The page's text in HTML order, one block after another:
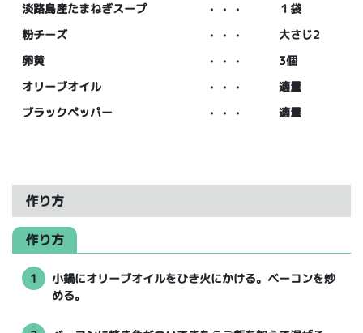
淡路島産たまねぎスープ
・・・
１袋
粉チーズ
・・・
大さじ2
卵黄
・・・
3個
オリーブオイル
・・・
適量
ブラックペッパー
・・・ 適量
作り方
作り方
1
小鍋にオリーブオイルをひき火にかける。ベーコンを炒
める。